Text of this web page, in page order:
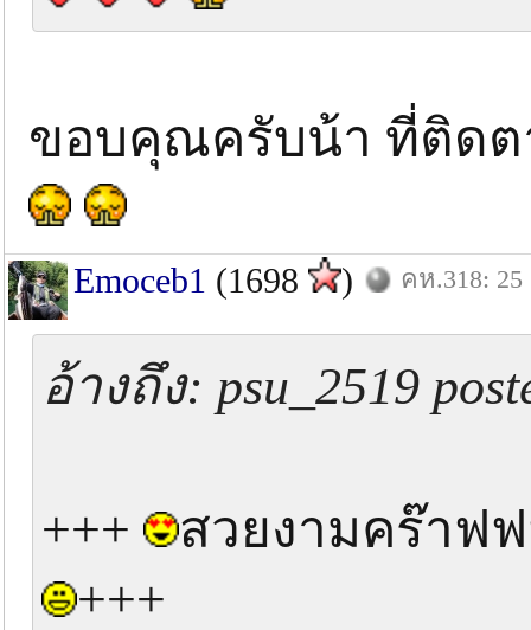
ขอบคุณครับน้า ที่ติดต
Emoceb1 (1698 ) คห.318: 25
อ้างถึง: psu_2519
+++
สวยงามคร๊า
+++